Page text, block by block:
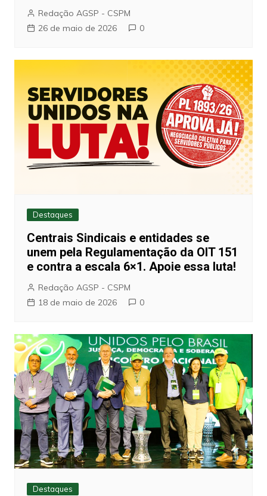
Redação AGSP - CSPM
26 de maio de 2026
0
Destaques
Centrais Sindicais e entidades se
unem pela Regulamentação da OIT 151
e contra a escala 6×1. Apoie essa luta!
Redação AGSP - CSPM
18 de maio de 2026
0
Destaques